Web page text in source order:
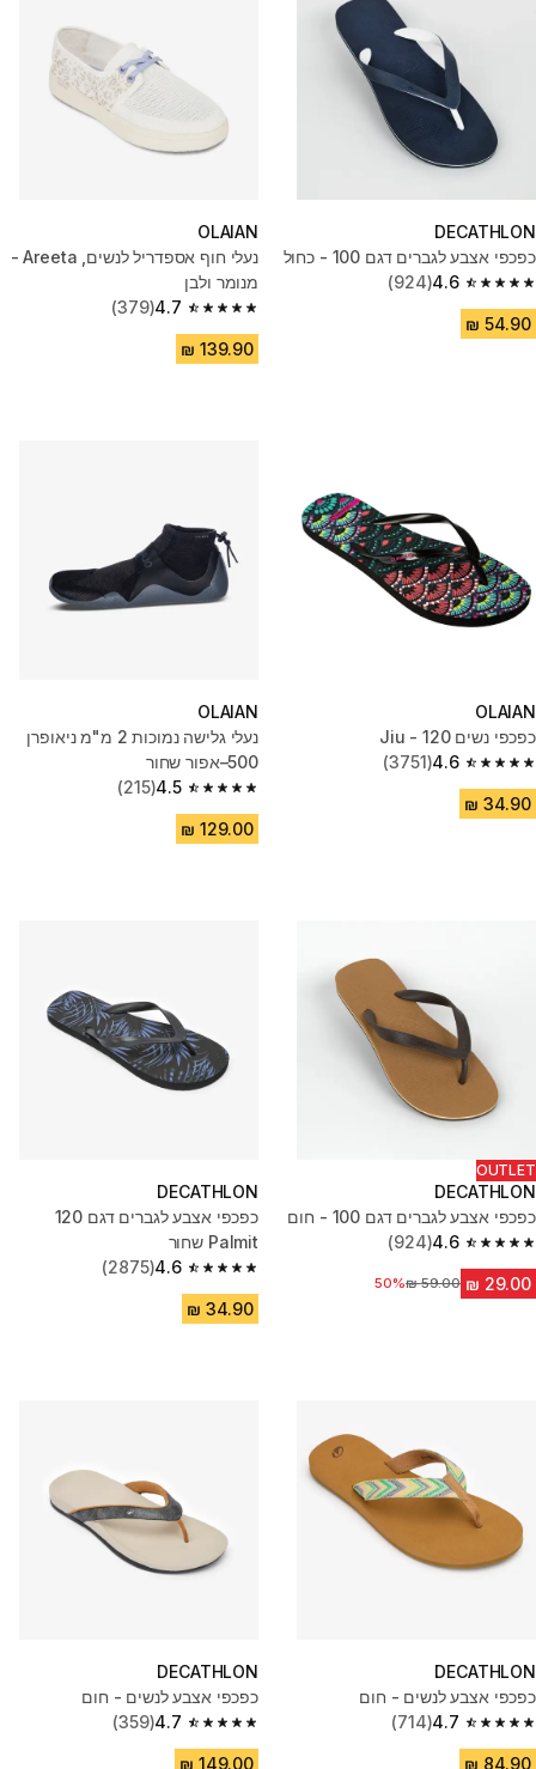
DECATHLON
כפכפי אצבע לגברים דגם 100 - כחול
4.6
4.6 out of 5 stars from 924 reviews
(924)
OLAIAN
נעלי חוף אספדריל לנשים, Areeta -
מנומר ולבן
4.7
4.7 out of 5 stars from 379 reviews
(379)
OLAIAN
כפכפי נשים 120 - Jiu
4.6
4.6 out of 5 stars from 3751 reviews
(3751)
OLAIAN
נעלי גלישה נמוכות 2 מ"מ ניאופרן
500–אפור שחור
4.5
4.5 out of 5 stars from 215 reviews
(215)
OUTLET
DECATHLON
כפכפי אצבע לגברים דגם 100 - חום
4.6
4.6 out of 5 stars from 924 reviews
(924)
מחיר לפני הנחה‏59.00 ₪
50%
DECATHLON
כפכפי אצבע לגברים דגם 120
Palmit שחור
4.6
4.6 out of 5 stars from 2875 reviews
(2875)
DECATHLON
כפכפי אצבע לנשים - חום
4.7
4.7 out of 5 stars from 714 reviews
(714)
DECATHLON
כפכפי אצבע לנשים - חום
4.7
4.7 out of 5 stars from 359 reviews
(359)